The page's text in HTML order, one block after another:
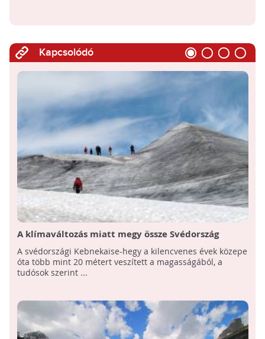
Kapcsolódó
A klímaváltozás miatt megy össze Svédország
legmagasabb hegycsúcsa
A svédországi Kebnekaise-hegy a kilencvenes évek közepe
óta több mint 20 métert veszített a magasságából, a
tudósok szerint ...